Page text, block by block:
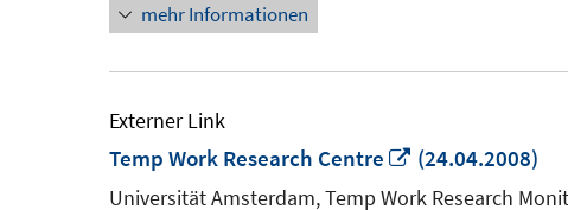
mehr Informationen
Externer Link
Temp Work Research Centre
In
neuem
(24.04.2008)
Universität Amsterdam, Temp Work Research